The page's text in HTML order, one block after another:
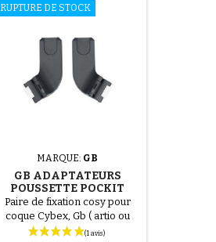
RUPTURE DE STOCK
MARQUE: GB
GB ADAPTATEURS
POUSSETTE POCKIT
PLUS ET POCKIT PLUS
ALL TERRAIN
Paire de fixation cosy pour
coque Cybex, Gb ( artio ou
Aton ) NUna, Recaro, Kiddy et